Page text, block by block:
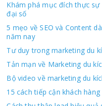
Khám phá mục đích thực
đại số
5 mẹo về SEO và Content
năm nay
Tư duy trong marketing du
Tản mạn về Marketing du
Bộ video về marketing du
15 cách tiếp cận khách